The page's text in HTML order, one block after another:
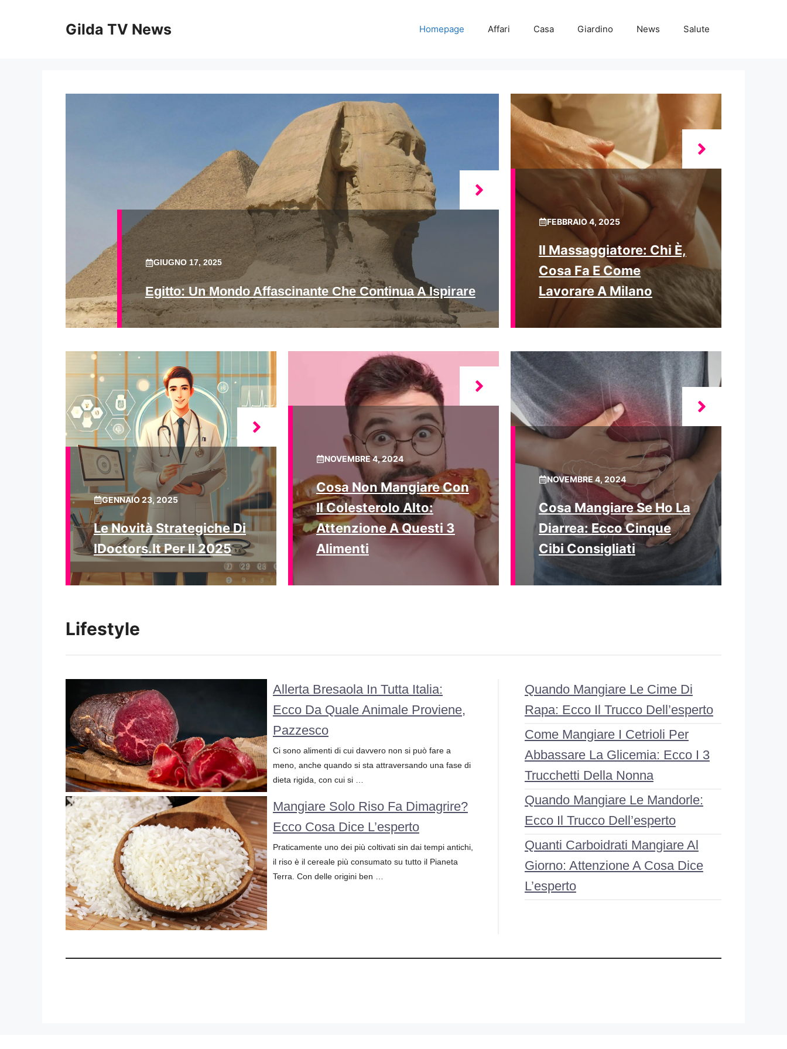
Gilda TV News Homepage Affari Casa Giardino News Salute
GIUGNO 17, 2025
Egitto: Un Mondo Affascinante Che Continua A Ispirare
FEBBRAIO 4, 2025
Il Massaggiatore: Chi È,
Cosa Fa E Come
Lavorare A Milano
GENNAIO 23, 2025
Le Novità Strategiche Di
IDoctors.it Per Il 2025
NOVEMBRE 4, 2024
Cosa Non Mangiare Con
Il Colesterolo Alto:
Attenzione A Questi 3
Alimenti
NOVEMBRE 4, 2024
Cosa Mangiare Se Ho La
Diarrea: Ecco Cinque
Cibi Consigliati
Lifestyle
Allerta Bresaola In Tutta Italia:
Ecco Da Quale Animale Proviene,
Pazzesco
Ci sono alimenti di cui davvero non si può fare a
meno, anche quando si sta attraversando una fase di
dieta rigida, con cui si …
Mangiare Solo Riso Fa Dimagrire?
Ecco Cosa Dice L’esperto
Praticamente uno dei più coltivati sin dai tempi antichi,
il riso è il cereale più consumato su tutto il Pianeta
Terra. Con delle origini ben …
Quando Mangiare Le Cime Di
Rapa: Ecco Il Trucco Dell’esperto
Come Mangiare I Cetrioli Per
Abbassare La Glicemia: Ecco I 3
Trucchetti Della Nonna
Quando Mangiare Le Mandorle:
Ecco Il Trucco Dell’esperto
Quanti Carboidrati Mangiare Al
Giorno: Attenzione A Cosa Dice
L’esperto